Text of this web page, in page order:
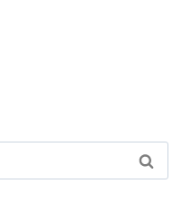
Cerca